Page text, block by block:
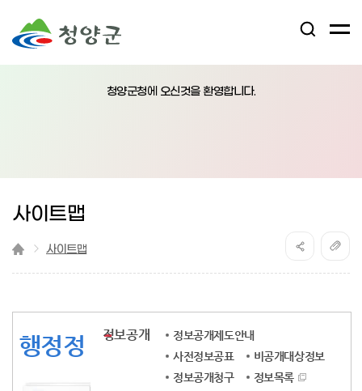
검
어
청양군청에 오신것을 환영합니다.
사이트맵
사이트맵
행정정 정보공개
정보공개제도안내
사전정보공표
비공개대상정보
정보공개청구
정보목록